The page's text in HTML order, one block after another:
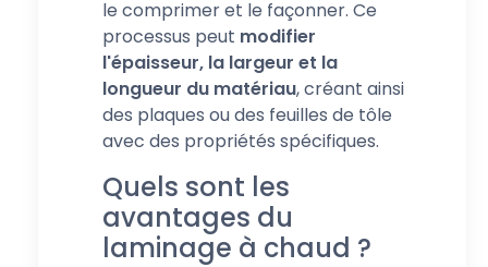
le comprimer et le façonner. Ce
processus peut modifier
l'épaisseur, la largeur et la
longueur du matériau, créant ainsi
des plaques ou des feuilles de tôle
avec des propriétés spécifiques.
Quels sont les
avantages du
laminage à chaud ?